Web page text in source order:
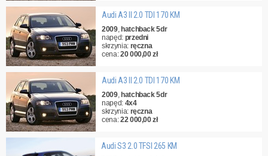
Audi A3 II 2.0 TDI 170 KM
2009, hatchback 5dr
napęd: przedni
skrzynia: ręczna
cena:20 000,00 zł
Audi A3 II 2.0 TDI 170 KM
2009, hatchback 5dr
napęd: 4x4
skrzynia: ręczna
cena:22 000,00 zł
Audi S3 2.0 TFSI 265 KM